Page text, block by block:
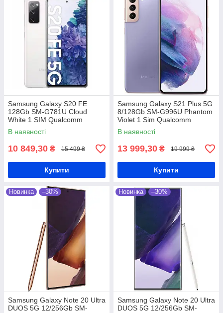
Samsung Galaxy S20 FE
128Gb SM-G781U Cloud
White 1 SIM Qualcomm
Snapdragon 865 4500 мАг
В наявності
10 849,30 ₴ 15 499 ₴
Купити
Samsung Galaxy S21 Plus 5G
8/128Gb SM-G996U Phantom
Violet 1 Sim Qualcomm
Snapdragon 888 4800 мАг
В наявності
13 999,30 ₴ 19 999 ₴
Купити
Новинка –30%
Samsung Galaxy Note 20 Ultra
DUOS 5G 12/256Gb SM-
Новинка –30%
Samsung Galaxy Note 20 Ultra
DUOS 5G 12/256Gb SM-